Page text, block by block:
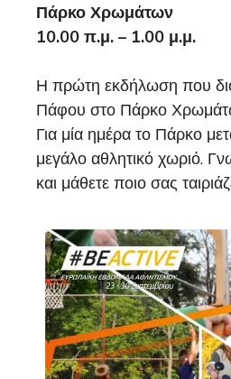
Πάρκο Χρωμάτων
10.00 π.μ. – 1.00 μ.μ.
Η πρώτη εκδήλωση που
Πάφου στο Πάρκο
Για μία ημέρα το Πάρκο
μεγάλο αθλητικό χωριό.
και μάθετε ποιο σας